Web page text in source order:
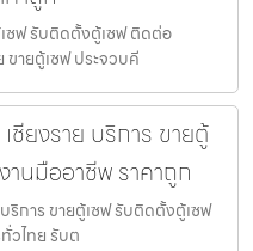
ซฟ รับติดตั้งตู้เซฟ ติดต่อ
ายตู้เซฟ ประจวบคี
ชียงราย บริการ ขายตู้
นมืออาชีพ ราคาถูก
ริการ ขายตู้เซฟ รับติดตั้งตู้เซฟ
วไทย รับต